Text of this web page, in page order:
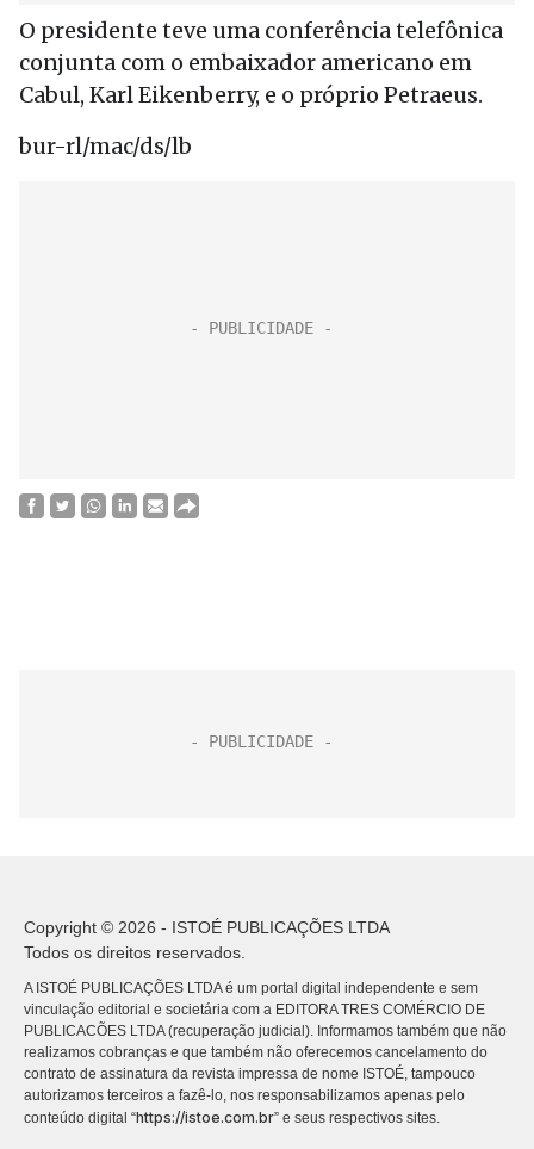
O presidente teve uma conferência telefônica
conjunta com o embaixador americano em
Cabul, Karl Eikenberry, e o próprio Petraeus.
bur-rl/mac/ds/lb
Copyright © 2026 - ISTOÉ PUBLICAÇÕES LTDA
Todos os direitos reservados.
A ISTOÉ PUBLICAÇÕES LTDA é um portal digital independente e sem
vinculação editorial e societária com a EDITORA TRES COMÉRCIO DE
PUBLICACÕES LTDA (recuperação judicial). Informamos também que não
realizamos cobranças e que também não oferecemos cancelamento do
contrato de assinatura da revista impressa de nome ISTOÉ, tampouco
autorizamos terceiros a fazê-lo, nos responsabilizamos apenas pelo
conteúdo digital “https://istoe.com.br” e seus respectivos sites.